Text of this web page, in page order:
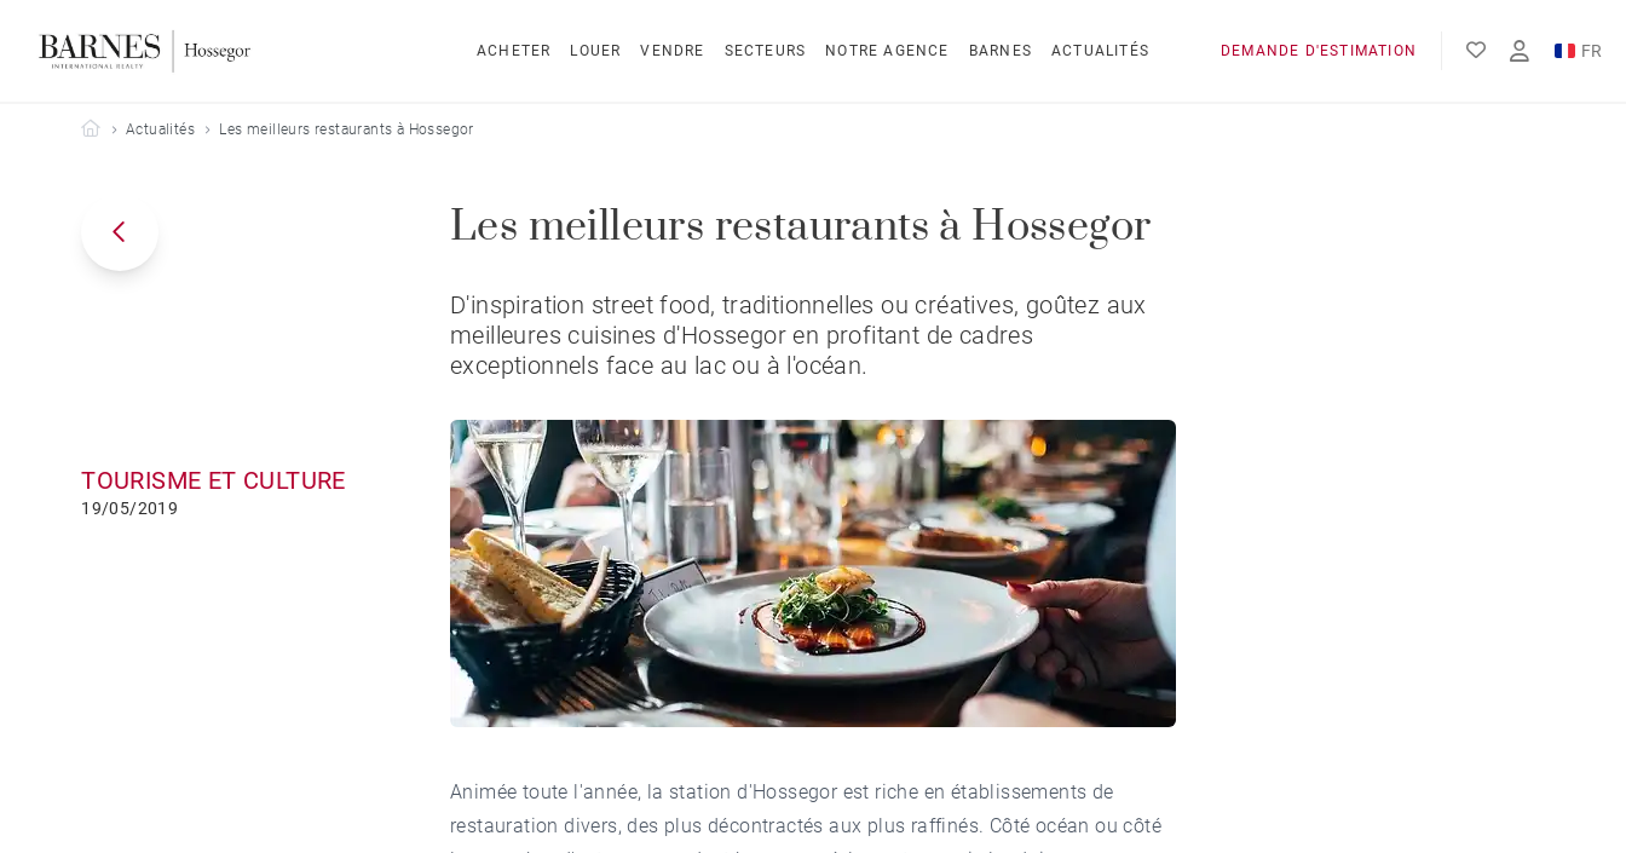
ACHETER LOUER VENDRE SECTEURS NOTRE AGENCE BARNES ACTUALITÉS DEMANDE D'ESTIMATION FR
EN
Barnes Hossegor
Actualités Les meilleurs restaurants à Hossegor
TOURISME ET CULTURE
19/05/2019
Les meilleurs restaurants à Hossegor
D'inspiration street food, traditionnelles ou créatives, goûtez aux
meilleures cuisines d'Hossegor en profitant de cadres
exceptionnels face au lac ou à l'océan.
Animée toute l'année, la station d'Hossegor est riche en établissements de
restauration divers, des plus décontractés aux plus raffinés. Côté océan ou côté